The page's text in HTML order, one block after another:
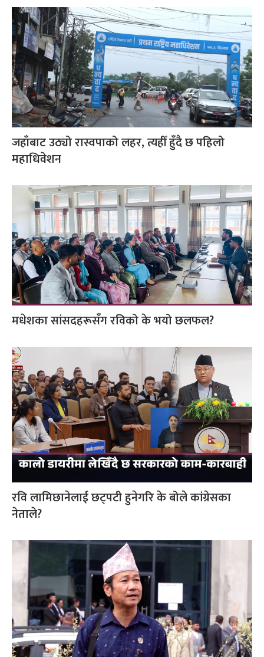
जहाँबाट उठ्यो रास्वपाको लहर, त्यहीँ हुँदै छ पहिलो
महाधिवेशन
मधेशका सांसदहरूसँग रविको के भयो छलफल?
रवि लामिछानेलाई छट्पटी हुनेगरि के बोले कांग्रेसका
नेताले?